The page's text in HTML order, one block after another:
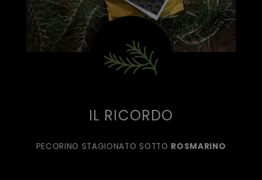
IL RICORDO
PECORINO STAGIONATO SOTTO ROSMARINO